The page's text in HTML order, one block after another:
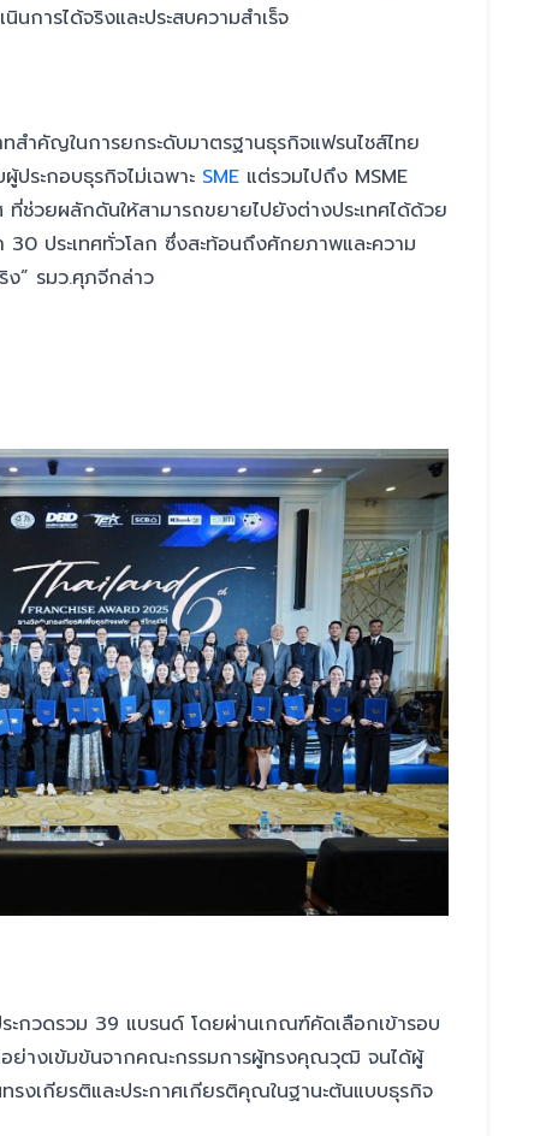
นการได้จริงและประสบความสำเร็จ
ำคัญในการยกระดับมาตรฐานธุรกิจแฟรนไชส์ไทย
ประกอบธุรกิจไม่เฉพาะ SME แต่รวมไปถึง MSME
ที่ช่วยผลักดันให้สามารถขยายไปยังต่างประเทศได้ด้วย
ประเทศทั่วโลก ซึ่งสะท้อนถึงศักยภาพและความ
ง” รมว.ศุภจีกล่าว
ะกวดรวม 39 แบรนด์ โดยผ่านเกณฑ์คัดเลือกเข้ารอบ
ย่างเข้มข้นจากคณะกรรมการผู้ทรงคุณวุฒิ จนได้ผู้
รงเกียรติและประกาศเกียรติคุณในฐานะต้นแบบธุรกิจ